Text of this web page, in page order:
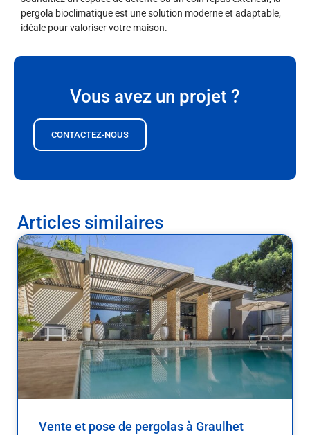
Vous avez un projet ?
CONTACTEZ-NOUS
pergola bioclimatique est une solution moderne et adaptable,
idéale pour valoriser votre maison.
Articles similaires
Vente et pose de pergolas à Graulhet